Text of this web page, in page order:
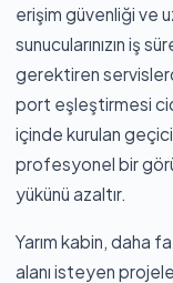
erişim güvenliği ve
sunucularınızın iş
gerektiren
port eşleştirmesi
içinde kurulan
profesyonel bir
yükünü azaltır.
Yarım kabin, daha
alanı isteyen